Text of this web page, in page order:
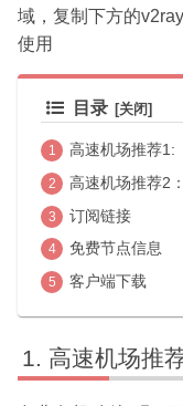
域，复制下方的
使用
目录
高速机场推荐1:
高速机场推荐2
订阅链接
免费节点信息
客户端下载
高速机场推